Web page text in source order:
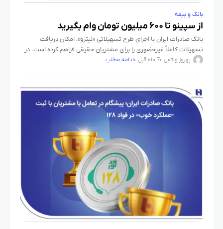
بانک و بیمه
از سپینو تا ۶۰۰ میلیون تومان وام بگیرید
​بانک صادرات ایران با اجرای طرح تسهیلاتی «نیترو»، امکان دریافت
تسهیلات کاملاً غیرحضوری را برای مشتریان حقیقی فراهم کرده است. در
قالب این طرح، متقاضیان می‌توانند با افتتاح حساب و
بهروز واثقی 7 ماه قبل ادامه مطلب